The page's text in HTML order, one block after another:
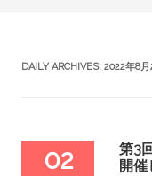
DAILY ARCHIVES: 2022年8月
02
第3
開催